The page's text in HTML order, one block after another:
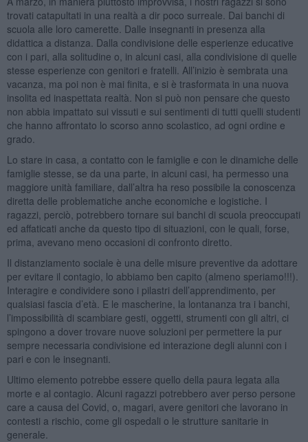
trovati catapultati in una realtà a dir poco surreale. Dai banchi di
scuola alle loro camerette. Dalle insegnanti in presenza alla
didattica a distanza. Dalla condivisione delle esperienze educative
con i pari, alla solitudine o, in alcuni casi, alla condivisione di quelle
stesse esperienze con genitori e fratelli. All’inizio è sembrata una
vacanza, ma poi non è mai finita, e si è trasformata in una nuova
insolita ed inaspettata realtà. Non si può non pensare che questo
non abbia impattato sui vissuti e sui sentimenti di tutti quelli studenti
che hanno affrontato lo scorso anno scolastico, ad ogni ordine e
grado.
Lo stare in casa, a contatto con le famiglie e con le dinamiche delle
famiglie stesse, se da una parte, in alcuni casi, ha permesso una
maggiore unità familiare, dall’altra ha reso possibile la conoscenza
diretta delle problematiche anche economiche e logistiche. I
ragazzi, perciò, potrebbero tornare sui banchi di scuola preoccupati
ed affaticati anche da questo tipo di situazioni, con le quali, forse,
prima, avevano meno occasioni di confronto diretto.
Il distanziamento sociale è una delle misure preventive da adottare
per evitare il contagio, lo abbiamo ben capito (almeno speriamo!!!).
Interagire e condividere sono i pilastri dell’apprendimento, per
qualsiasi fascia d’età. E le mascherine, la lontananza tra i banchi,
l’impossibilità di scambiare gesti, oggetti, strumenti con gli altri, ci
spingono a dover trovare nuove soluzioni per permettere la pur
sempre necessaria condivisione ed interazione degli alunni con i
pari e con le insegnanti.
Ultimo elemento potrebbe essere quello della paura legata alla
morte e al contagio. Alcuni ragazzi potrebbero aver perso persone
care a causa del Covid, o, magari, avere genitori che lavorano in
contesti a rischio, come gli ospedali o le strutture sanitarie in
generale.